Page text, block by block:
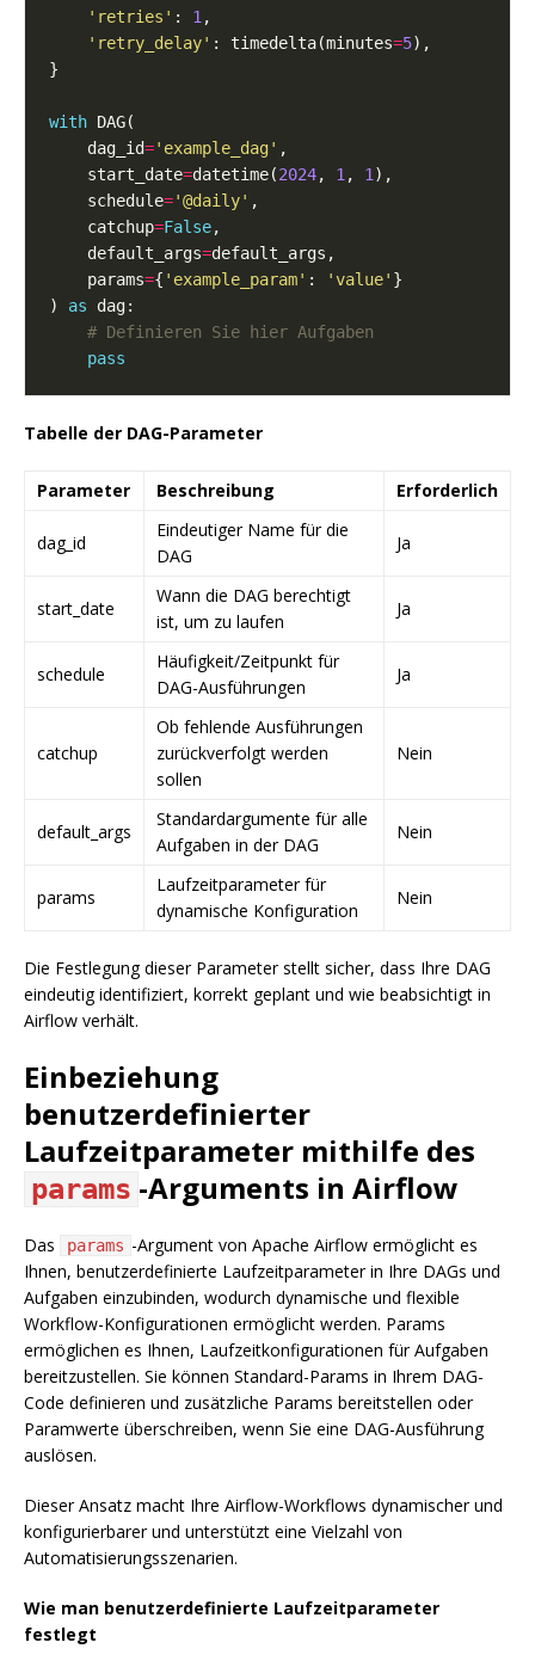
'retries' : 1
'retry_delay' : timedelta(minutes=5
with
    dag_id
='example_dag'
    start_date
=datetime(2024, 1 , 1
    schedule
='@daily'
    catchup
=False
    default_args
=
    params
={ 'example_param' : 'value'
) as
# Definieren Sie hier Aufgaben
pass
Tabelle der DAG-Parameter
Parameter Beschreibung Erforderlich
dag_id
Eindeutiger Name für die
DAG
Ja
start_date
Wann die DAG berechtigt
ist, um zu laufen
Ja
schedule
Häufigkeit/Zeitpunkt für
DAG-Ausführungen
Ja
catchup
Ob fehlende Ausführungen
zurückverfolgt werden
sollen
Nein
default_args
Standardargumente für alle
Aufgaben in der DAG
Nein
params
Laufzeitparameter für
dynamische Konfiguration
Nein
Die Festlegung dieser Parameter stellt sicher, dass Ihre DAG
eindeutig identifiziert, korrekt geplant und wie beabsichtigt in
Airflow verhält.
Einbeziehung
benutzerdefinierter
Laufzeitparameter mithilfe des
params -Arguments in Airflow
Das params -Argument von Apache Airflow ermöglicht es
Ihnen, benutzerdefinierte Laufzeitparameter in Ihre DAGs und
Aufgaben einzubinden, wodurch dynamische und flexible
Workflow-Konfigurationen ermöglicht werden. Params
ermöglichen es Ihnen, Laufzeitkonfigurationen für Aufgaben
bereitzustellen. Sie können Standard-Params in Ihrem DAG-
Code definieren und zusätzliche Params bereitstellen oder
Paramwerte überschreiben, wenn Sie eine DAG-Ausführung
auslösen.
Dieser Ansatz macht Ihre Airflow-Workflows dynamischer und
konfigurierbarer und unterstützt eine Vielzahl von
Automatisierungsszenarien.
Wie man benutzerdefinierte Laufzeitparameter
festlegt